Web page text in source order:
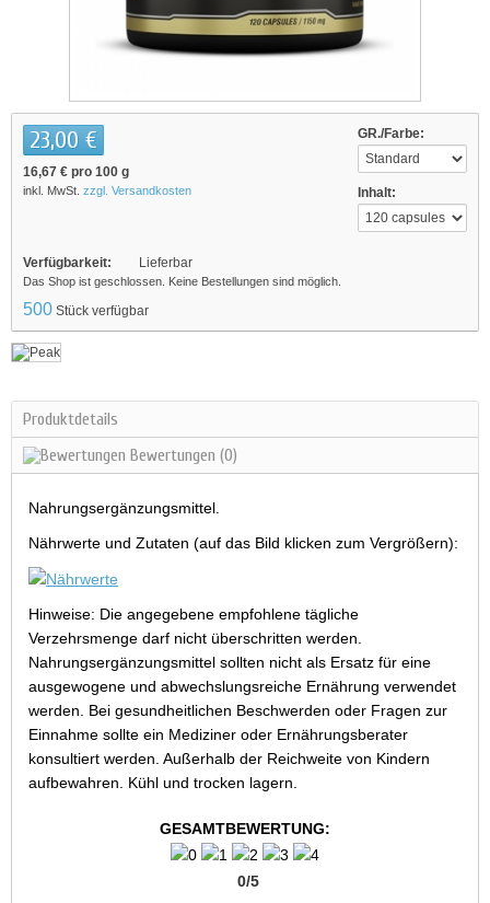
GR./Farbe:
Inhalt:
23,00 €
16,67 € pro 100 g
inkl. MwSt. zzgl. Versandkosten
Verfügbarkeit: Lieferbar
Das Shop ist geschlossen. Keine Bestellungen sind möglich.
500 Stück verfügbar
Produktdetails
Bewertungen (0)
Nahrungsergänzungsmittel.
Nährwerte und Zutaten (auf das Bild klicken zum Vergrößern):
Hinweise: Die angegebene empfohlene tägliche
Verzehrsmenge darf nicht überschritten werden.
Nahrungsergänzungsmittel sollten nicht als Ersatz für eine
ausgewogene und abwechslungsreiche Ernährung verwendet
werden. Bei gesundheitlichen Beschwerden oder Fragen zur
Einnahme sollte ein Mediziner oder Ernährungsberater
konsultiert werden. Außerhalb der Reichweite von Kindern
aufbewahren. Kühl und trocken lagern.
GESAMTBEWERTUNG:
0/5